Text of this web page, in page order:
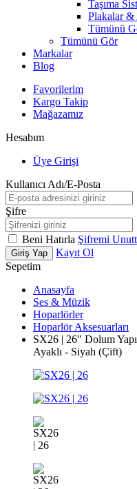
Taşıma
Plakalar &
Tümünü
Tümünü Gör
Markalar
Blog
Favorilerim
Kargo Takip
Mağazamız
Hesabım
Üye Girişi
Kullanıcı Adı/E-Posta
Şifre
Beni Hatırla Şifremi
Giriş Yap
Kayıt Ol
Sepetim
Anasayfa
Ses & Müzik
Hoparlörler
Hoparlör Aksesuarları
SX26 | 26" Dolum
Ayaklı - Siyah (Çift)